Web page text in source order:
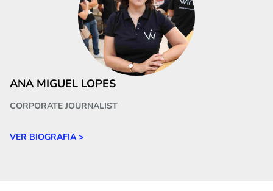
ANA MIGUEL LOPES
CORPORATE JOURNALIST
VER BIOGRAFIA >